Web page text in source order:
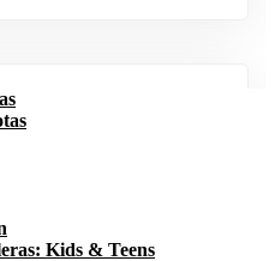
Kids & Teens